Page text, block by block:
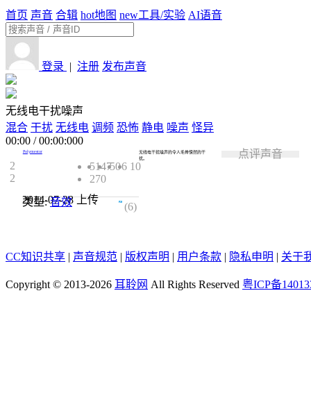
首页 声音 合辑 hot地图 new工具/实验 AI语音
登录 | 注册 发布声音
无线电干扰噪声
混合 干扰 无线电 调频 恐怖 静电 噪声 怪异
00:00 /00:00:000
2
2
Polymestor
5147506 10
270
2014-07-28上传
类型:音效 4.7
(6)
无线电干扰噪声的令人毛骨悚然的干
扰。
点评声音
CC知识共享 | 声音规范 | 版权声明 | 用户条款 | 隐私申明 | 关于
Copyright © 2013-2026 耳聆网 All Rights Reserved 粤ICP备